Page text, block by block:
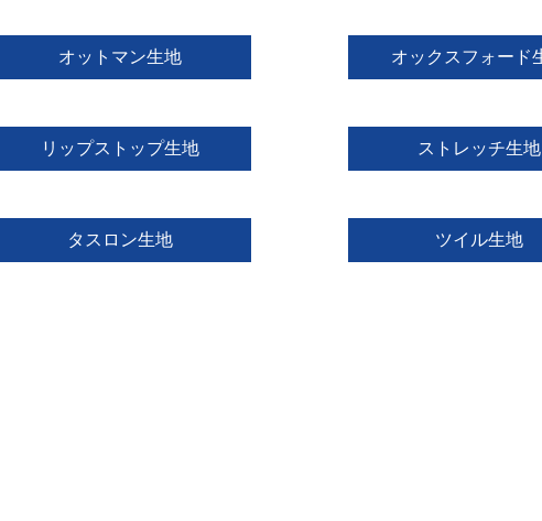
オットマン生地 オックスフォード
リップストップ生地 ストレッチ生地
タスロン生地 ツイル生地